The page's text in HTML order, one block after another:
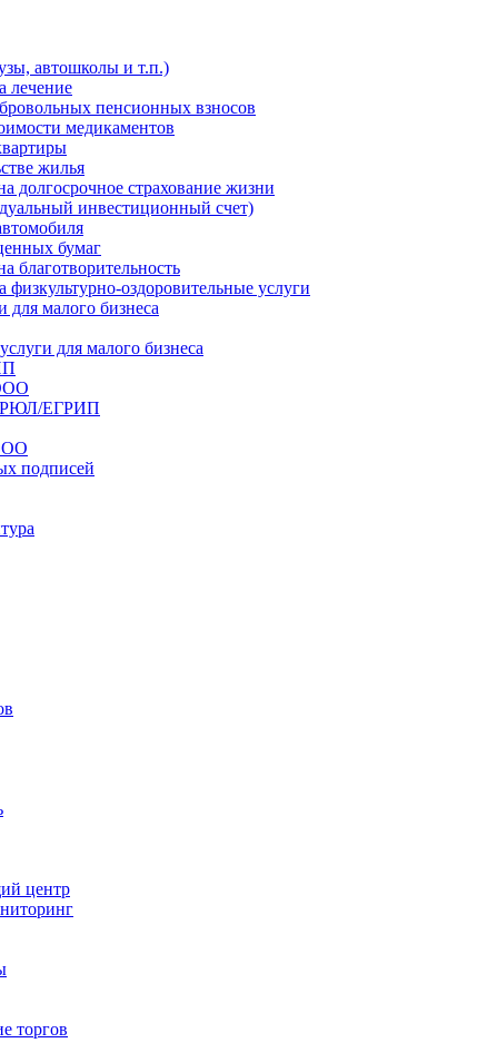
автошколы и т.п.)
лечение
пенсионных взносов
медикаментов
жилья
долгосрочное страхование жизни
инвестиционный счет)
бумаг
благотворительность
физкультурно-оздоровительные услуги
малого бизнеса
для малого бизнеса
ЕГРИП
подписей
центр
торгов